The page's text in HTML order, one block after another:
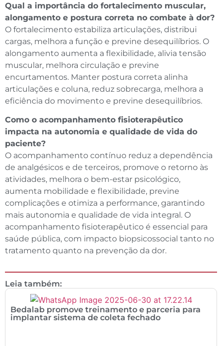
Qual a importância do fortalecimento muscular,
alongamento e postura correta no combate à dor?
O fortalecimento estabiliza articulações, distribui
cargas, melhora a função e previne desequilíbrios. O
alongamento aumenta a flexibilidade, alivia tensão
muscular, melhora circulação e previne
encurtamentos. Manter postura correta alinha
articulações e coluna, reduz sobrecarga, melhora a
eficiência do movimento e previne desequilíbrios.
Como o acompanhamento fisioterapêutico
impacta na autonomia e qualidade de vida do
paciente?
O acompanhamento contínuo reduz a dependência
de analgésicos e de terceiros, promove o retorno às
atividades, melhora o bem-estar psicológico,
aumenta mobilidade e flexibilidade, previne
complicações e otimiza a performance, garantindo
mais autonomia e qualidade de vida integral. O
acompanhamento fisioterapêutico é essencial para
saúde pública, com impacto biopsicossocial tanto no
tratamento quanto na prevenção da dor.
Leia também:
Bedalab promove treinamento e parceria para
implantar sistema de coleta fechado